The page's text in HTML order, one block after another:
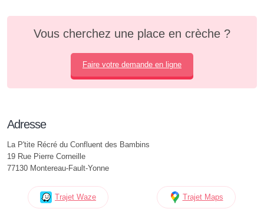
Vous cherchez une place en crèche ?
Faire votre demande en ligne
Adresse
La P'tite Récré du Confluent des Bambins
19 Rue Pierre Corneille
77130 Montereau-Fault-Yonne
Trajet Waze Trajet Maps